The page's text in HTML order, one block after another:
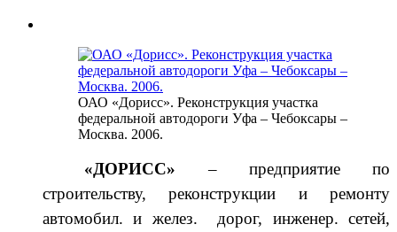
ОАО «Дорисс». Реконструкция участка
федеральной автодороги Уфа – Чебоксары –
Москва. 2006.
«ДОРИСС»– предприятие по
строительству, реконструкции и ремонту
автомобил. и желез. дорог, инженер. сетей,